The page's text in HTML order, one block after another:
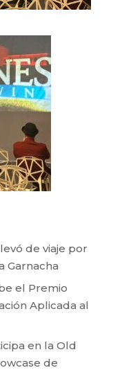
de viaje por
Garnacha
el Premio
Aplicada al
en la Old
de